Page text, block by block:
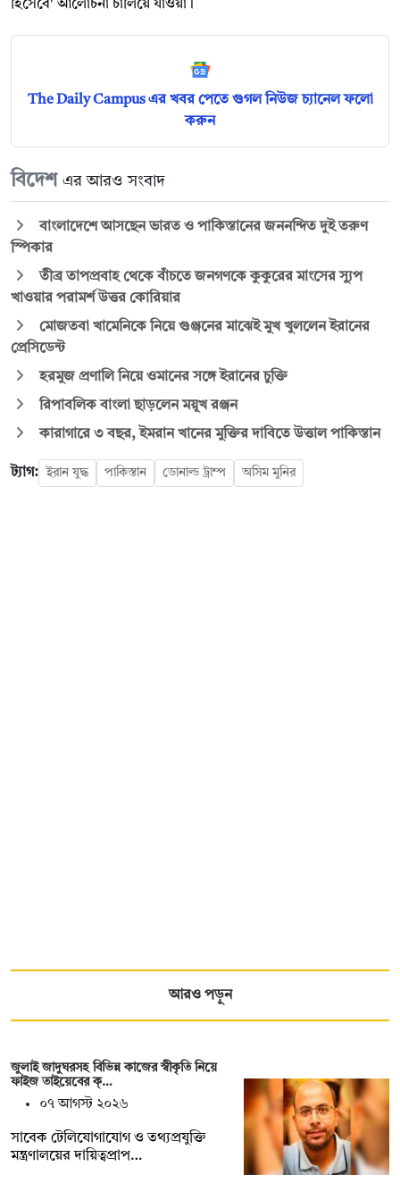
হিসেবে' আলোচনা চালিয়ে যাওয়া।
The Daily Campus এর খবর পেতে গুগল নিউজ চ্যানেল ফলো
করুন
বিদেশ এর আরও সংবাদ
বাংলাদেশে আসছেন ভারত ও পাকিস্তানের জননন্দিত দুই তরুণ
স্পিকার
তীব্র তাপপ্রবাহ থেকে বাঁচতে জনগণকে কুকুরের মাংসের স্যুপ
খাওয়ার পরামর্শ উত্তর কোরিয়ার
মোজতবা খামেনিকে নিয়ে গুঞ্জনের মাঝেই মুখ খুললেন ইরানের
প্রেসিডেন্ট
হরমুজ প্রণালি নিয়ে ওমানের সঙ্গে ইরানের চুক্তি
রিপাবলিক বাংলা ছাড়লেন ময়ূখ রঞ্জন
কারাগারে ৩ বছর, ইমরান খানের মুক্তির দাবিতে উত্তাল পাকিস্তান
ট্যাগ: ইরান যুদ্ধ পাকিস্তান ডোনাল্ড ট্রাম্প অসিম মুনির
আরও পড়ুন
জুলাই জাদুঘরসহ বিভিন্ন কাজের স্বীকৃতি নিয়ে
ফাইজ তাইয়েবের ক্…
০৭ আগস্ট ২০২৬
সাবেক টেলিযোগাযোগ ও তথ্যপ্রযুক্তি
মন্ত্রণালয়ের দায়িত্বপ্রাপ…